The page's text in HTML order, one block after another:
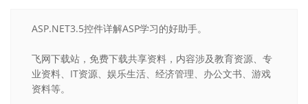
ASP.NET3.5控件详解ASP学习的好助手。
飞网下载站，免费下载共享资料，内容涉及教育资源、专
业资料、IT资源、娱乐生活、经济管理、办公文书、游戏
资料等。